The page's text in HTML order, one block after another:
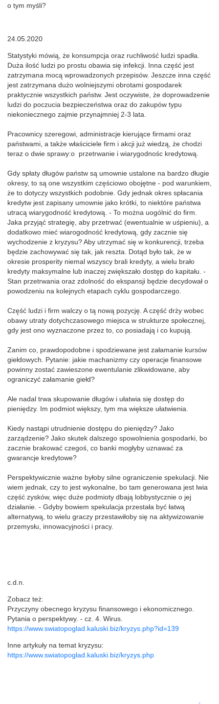
o tym myśli?
24.05.2020
Statystyki mówią, że konsumpcja oraz ruchliwość ludzi spadła.
Duża ilość ludzi po prostu obawia się infekcji. Inna część jest
zatrzymana mocą wprowadzonych przepisów. Jeszcze inna część
jest zatrzymana dużo wolniejszymi obrotami gospodarek
praktycznie wszystkich państw. Jest oczywiste, że doprowadzenie
ludzi do poczucia bezpieczeństwa oraz do zakupów typu
niekoniecznego zajmie przynajmniej 2-3 lata.
Pracownicy szeregowi, administracje kierujące firmami oraz
państwami, a także właściciele firm i akcji już wiedzą, że chodzi
teraz o dwie sprawy:o przetrwanie i wiarygodnośc kredytową.
Gdy spłaty długów państw są umownie ustalone na bardzo długie
okresy, to są one wszystkim częściowo obojętne - pod warunkiem,
że to dotyczy wszystkich podobnie. Gdy jednak okres spłacania
kredytw jest zapisany umownie jako krótki, to niektóre państwa
utracą wiarygodność kredytową. - To można uogólnić do firm.
Jaka przyjąć strategię, aby przetrwać (ewentualnie w uśpieniu), a
dodatkowo mieć wiarogodność kredytową, gdy zacznie się
wychodzenie z kryzysu? Aby utrzymać się w konkurencji, trzeba
będzie zachowywać się tak, jak reszta. Dotąd było tak, że w
okresie prosperity niemal wszyscy brali kredyty, a wielu brało
kredyty maksymalne lub inaczej zwiększało dostęp do kapitału. -
Stan przetrwania oraz zdolność do ekspansji będzie decydował o
powodzeniu na kolejnych etapach cyklu gospodarczego.
Część ludzi i firm walczy o tą nową pozycję. A część drży wobec
obawy utraty dotychczasowego miejsca w strukturze społecznej,
gdy jest ono wyznaczone przez to, co posiadają i co kupują.
Zanim co, prawdopodobne i spodziewane jest załamanie kursów
giełdowych. Pytanie: jakie machanizmy czy operacje finansowe
powinny zostać zawieszone ewentulanie zlikwidowane, aby
ograniczyć załamanie giełd?
Ale nadal trwa skupowanie długów i ułatwia się dostęp do
pieniędzy. Im podmiot większy, tym ma większe ułatwienia.
Kiedy nastąpi utrudnienie dostępu do pieniędzy? Jako
zarządzenie? Jako skutek dalszego spowolnienia gospodarki, bo
zacznie brakować czegoś, co banki mogłyby uznawać za
gwarancje kredytowe?
Perspektywicznie ważne byłoby silne ograniczenie spekulacji. Nie
wiem jednak, czy to jest wykonalne, bo tam generowana jest lwia
część zysków, więc duże podmioty dbają lobbystycznie o jej
działanie. - Gdyby bowiem spekulacja przestała być łatwą
alternatywą, to wielu graczy przestawiłoby się na aktywizowanie
przemysłu, innowacyjności i pracy.
c.d.n.
Zobacz też:
Przyczyny obecnego kryzysu finansowego i ekonomicznego.
Pytania o perspektywy. - cz. 4. Wirus.
https://www.swiatopoglad.kaluski.biz/kryzys.php?id=139
Inne artykuły na temat kryzysu:
https://www.swiatopoglad.kaluski.biz/kryzys.php